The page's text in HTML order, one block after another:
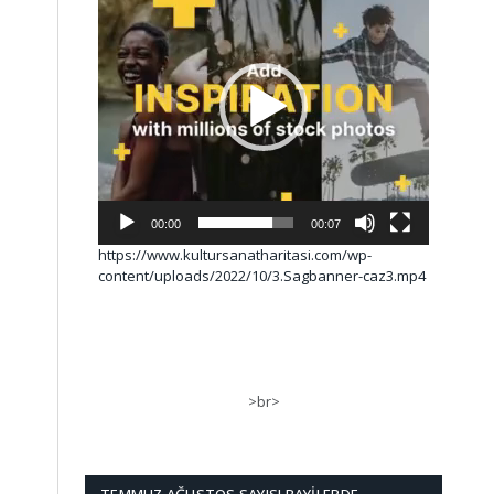
00:00 00:07
https://www.kultursanatharitasi.com/wp-
content/uploads/2022/10/3.Sagbanner-caz3.mp4
>br>